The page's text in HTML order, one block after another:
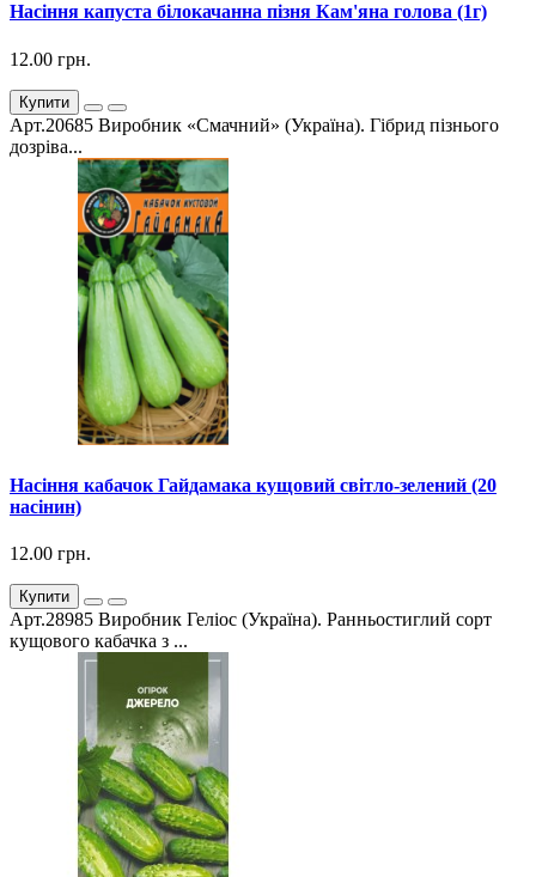
Насіння капуста білокачанна пізня Кам'яна голова (1г)
12.00 грн.
Купити
Арт.20685 Виробник «Смачний» (Україна). Гібрид пізнього
дозріва...
Насіння кабачок Гайдамака кущовий світло-зелений (20
насінин)
12.00 грн.
Купити
Арт.28985 Виробник Геліос (Україна). Ранньостиглий сорт
кущового кабачка з ...